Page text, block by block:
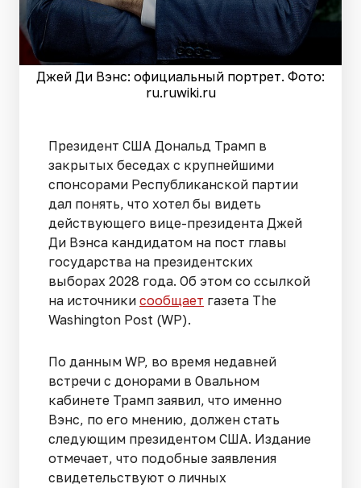
Джей Ди Вэнс: официальный портрет. Фото:
ru.ruwiki.ru
Президент США Дональд Трамп в
закрытых беседах с крупнейшими
спонсорами Республиканской партии
дал понять, что хотел бы видеть
действующего вице-президента Джей
Ди Вэнса кандидатом на пост главы
государства на президентских
выборах 2028 года. Об этом со ссылкой
на источники сообщает газета The
Washington Post (WP).
По данным WP, во время недавней
встречи с донорами в Овальном
кабинете Трамп заявил, что именно
Вэнс, по его мнению, должен стать
следующим президентом США. Издание
отмечает, что подобные заявления
свидетельствуют о личных